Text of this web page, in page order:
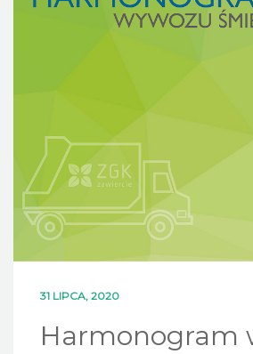
KONTAKT
31 LIPCA, 2020
Harmonogram